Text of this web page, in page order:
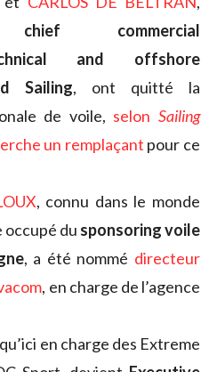
chief commercial
and offshore
Sailing, ont quitté la
de voile, selonSailing
un remplaçant pour ce
, connu dans le monde
occupé du sponsoring voile
, a été nommé directeur
, en charge de l’agence
en charge des Extreme